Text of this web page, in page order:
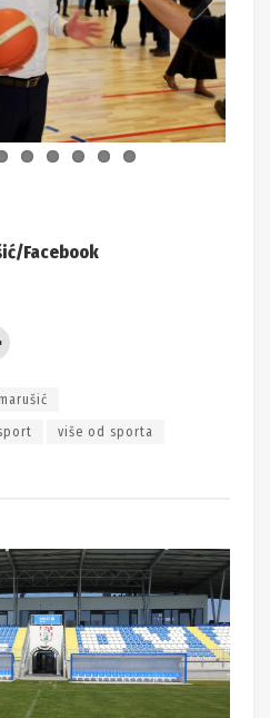
Next
Facebook
više od sporta